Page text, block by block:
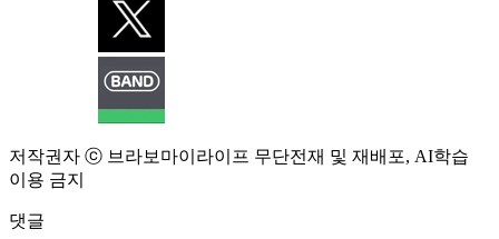
저작권자 ⓒ 브라보마이라이프 무단전재 및 재배포, AI학습
이용 금지
댓글